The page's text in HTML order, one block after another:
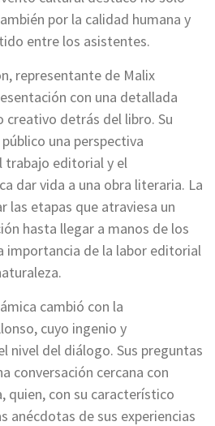
por la calidad humana y
entre los asistentes.
representante de Malix
con una detallada
creativo detrás del libro. Su
una perspectiva
trabajo editorial y el
dar vida a una obra literaria. La
las etapas que atraviesa un
hasta llegar a manos de los
importancia de la labor editorial
cambió con la
cuyo ingenio y
nivel del diálogo. Sus preguntas
conversación cercana con
quien, con su característico
anécdotas de sus experiencias